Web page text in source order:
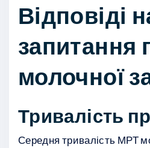
Відповіді
запитання
молочної
Тривалість
Середня тривалість МРТ